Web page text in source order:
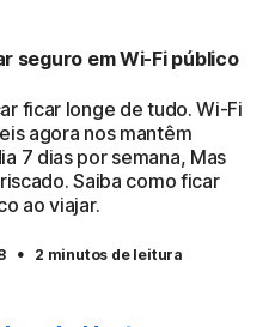
seguro em Wi-Fi público
ficar longe de tudo. Wi-Fi
agora nos mantêm
7 dias por semana, Mas
Saiba como ficar
ao viajar.
· 2 minutos de leitura